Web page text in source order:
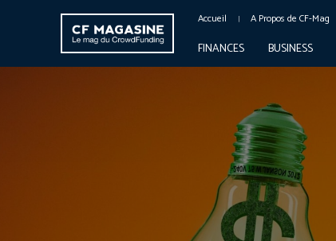
Accueil A Propos de CF-Mag
FINANCES BUSINESS